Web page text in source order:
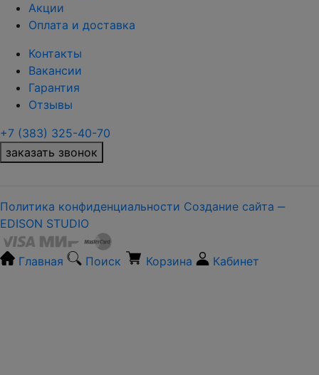
Акции
Оплата и доставка
Контакты
Вакансии
Гарантия
Отзывы
+7 (383) 325-40-70
заказать звонок
Политика конфиденциальности Создание сайта ‒
EDISON STUDIO
Главная Поиск Корзина Кабинет